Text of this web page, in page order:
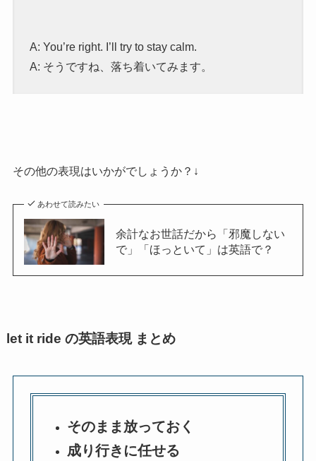
A: You’re right. I’ll try to stay calm.
A: そうですね、落ち着いてみます。
その他の表現はいかがでしょうか？↓
あわせて読みたい
余計なお世話だから「邪魔しない
で」「ほっといて」は英語で？
let it ride の英語表現 まとめ
そのまま放っておく
成り行きに任せる